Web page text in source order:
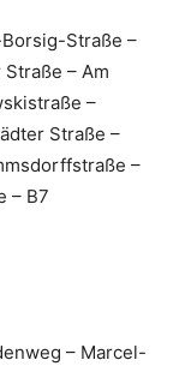
Straße –
– Am
–
Straße –
–
– B7
– Marcel-